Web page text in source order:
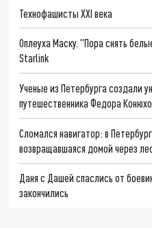
Технофашисты XXI века
Оплеуха Маску. "Пора снять
Starlink
Ученые из Петербурга создали
путешественника Федора
Сломался навигатор: в
возвращавшаяся домой через
Даня с Дашей спаслись от
закончились